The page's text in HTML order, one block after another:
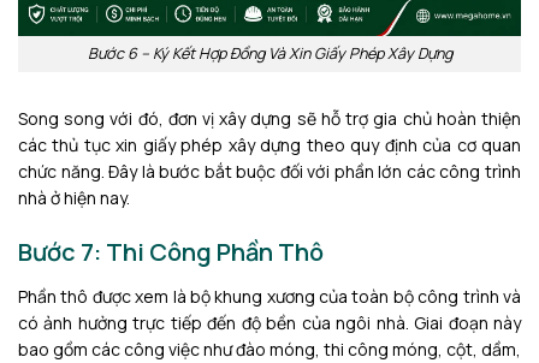
Bước 6 – Ký Kết Hợp Đồng Và Xin Giấy Phép Xây Dựng
Song song với đó, đơn vị xây dựng sẽ hỗ trợ gia chủ hoàn thiện
các thủ tục xin giấy phép xây dựng theo quy định của cơ quan
chức năng. Đây là bước bắt buộc đối với phần lớn các công trình
nhà ở hiện nay.
Bước 7: Thi Công Phần Thô
Phần thô được xem là bộ khung xương của toàn bộ công trình và
có ảnh hưởng trực tiếp đến độ bền của ngôi nhà. Giai đoạn này
bao gồm các công việc như đào móng, thi công móng, cột, dầm,